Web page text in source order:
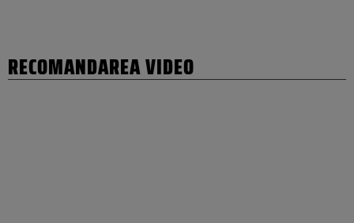
RECOMANDAREA VIDEO